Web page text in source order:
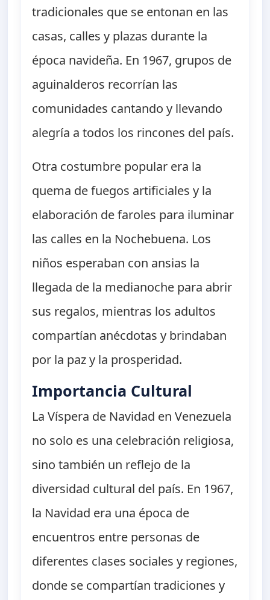
tradicionales que se entonan en las
casas, calles y plazas durante la
época navideña. En 1967, grupos de
aguinalderos recorrían las
comunidades cantando y llevando
alegría a todos los rincones del país.
Otra costumbre popular era la
quema de fuegos artificiales y la
elaboración de faroles para iluminar
las calles en la Nochebuena. Los
niños esperaban con ansias la
llegada de la medianoche para abrir
sus regalos, mientras los adultos
compartían anécdotas y brindaban
por la paz y la prosperidad.
Importancia Cultural
La Víspera de Navidad en Venezuela
no solo es una celebración religiosa,
sino también un reflejo de la
diversidad cultural del país. En 1967,
la Navidad era una época de
encuentros entre personas de
diferentes clases sociales y regiones,
donde se compartían tradiciones y